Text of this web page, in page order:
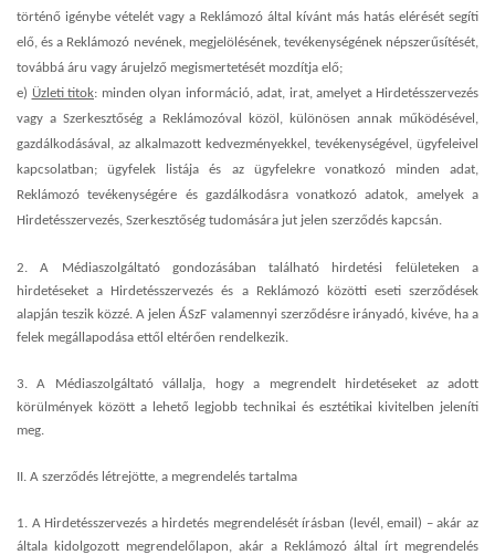
történő igénybe vételét vagy a Reklámozó által kívánt más hatás elérését segíti
elő, és a Reklámozó nevének, megjelölésének, tevékenységének népszerűsítését,
továbbá áru vagy árujelző megismertetését mozdítja elő;
e) Üzleti titok: minden olyan információ, adat, irat, amelyet a Hirdetésszervezés
vagy a Szerkesztőség a Reklámozóval közöl, különösen annak működésével,
gazdálkodásával, az alkalmazott kedvezményekkel, tevékenységével, ügyfeleivel
kapcsolatban; ügyfelek listája és az ügyfelekre vonatkozó minden adat,
Reklámozó tevékenységére és gazdálkodásra vonatkozó adatok, amelyek a
Hirdetésszervezés, Szerkesztőség tudomására jut jelen szerződés kapcsán.
2. A Médiaszolgáltató gondozásában található hirdetési felületeken a
hirdetéseket a Hirdetésszervezés és a Reklámozó közötti eseti szerződések
alapján teszik közzé. A jelen ÁSzF valamennyi szerződésre irányadó, kivéve, ha a
felek megállapodása ettől eltérően rendelkezik.
3. A Médiaszolgáltató vállalja, hogy a megrendelt hirdetéseket az adott
körülmények között a lehető legjobb technikai és esztétikai kivitelben jeleníti
meg.
II. A szerződés létrejötte, a megrendelés tartalma
1. A Hirdetésszervezés a hirdetés megrendelését írásban (levél, email) – akár az
általa kidolgozott megrendelőlapon, akár a Reklámozó által írt megrendelés